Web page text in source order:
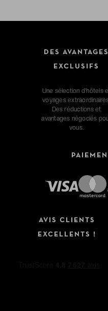
DES AVANTAGES
EXCLUSIFS
Une sélection d'hôtels
voyages
Des réductions et
avantages négociés
vous.
AVIS CLIENTS
EXCELLENTS !